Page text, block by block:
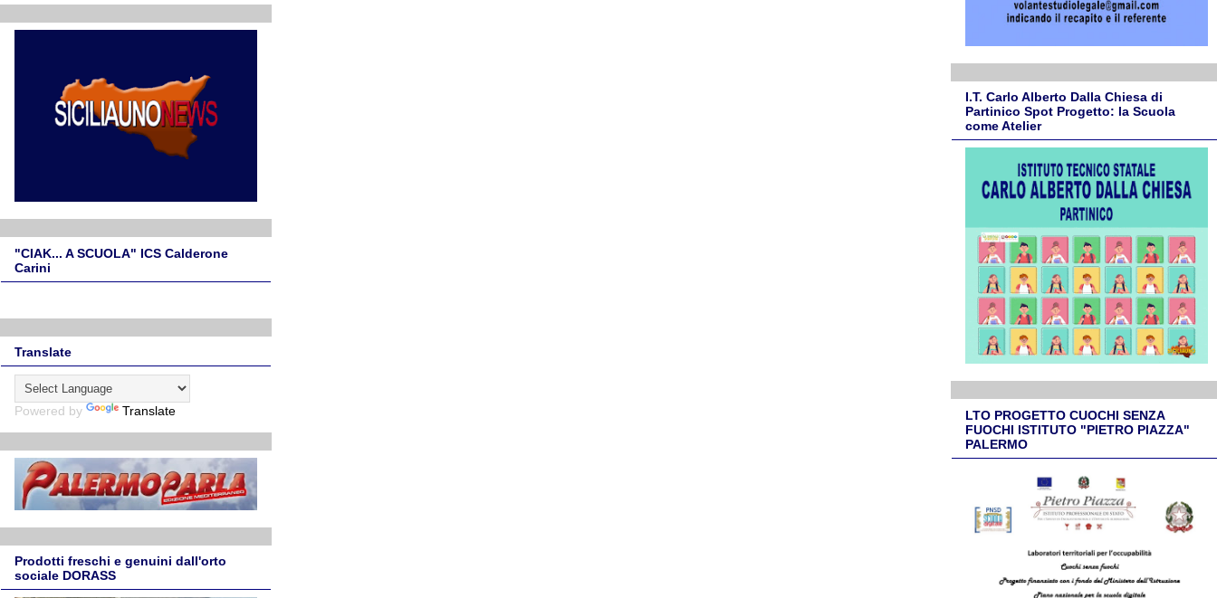
"CIAK... A SCUOLA" ICS Calderone
Carini
Translate
Powered by Translate
Prodotti freschi e genuini dall'orto
sociale DORASS
I.T. Carlo Alberto Dalla Chiesa di
Partinico Spot Progetto: la Scuola
come Atelier
LTO PROGETTO CUOCHI SENZA
FUOCHI ISTITUTO "PIETRO PIAZZA"
PALERMO